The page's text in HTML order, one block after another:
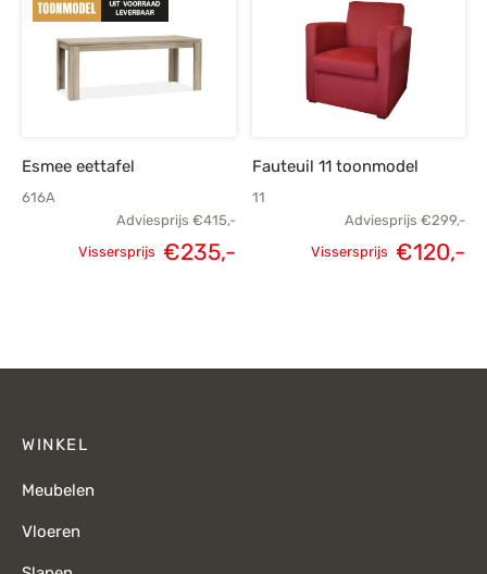
€119,-.
€80,-.
Esmee eettafel
616A
Adviesprijs €415,-
Vissersprijs €235,-
Fauteuil 11 toonmodel
11
Adviesprijs €299,-
Vissersprijs €120,-
WINKEL
Meubelen
Vloeren